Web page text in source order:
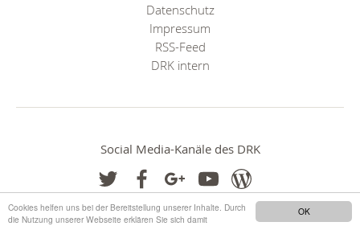
OK
Cookies helfen uns bei der Bereitstellung unserer Inhalte. Durch
die Nutzung unserer Webseite erklären Sie sich damit
Datenschutz
Impressum
RSS-Feed
DRK intern
Social Media-Kanäle des DRK